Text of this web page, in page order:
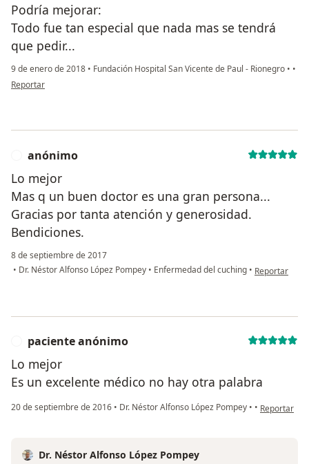
Podría mejorar:
Todo fue tan especial que nada mas se tendrá
que pedir...
9 de enero de 2018 • Fundación Hospital San Vicente de Paul - Rionegro • •
en opinión del usuario Cuenta eliminada
Reportar
anónimo
Lo mejor
Mas q un buen doctor es una gran persona...
Gracias por tanta atención y generosidad.
Bendiciones.
8 de septiembre de 2017
• Dr. Néstor Alfonso López Pompey • Enfermedad del cuching • en opinión
Reportar
paciente anónimo
Lo mejor
Es un excelente médico no hay otra palabra
20 de septiembre de 2016 • Dr. Néstor Alfonso López Pompey • • en opinión
Reportar
Dr. Néstor Alfonso López Pompey